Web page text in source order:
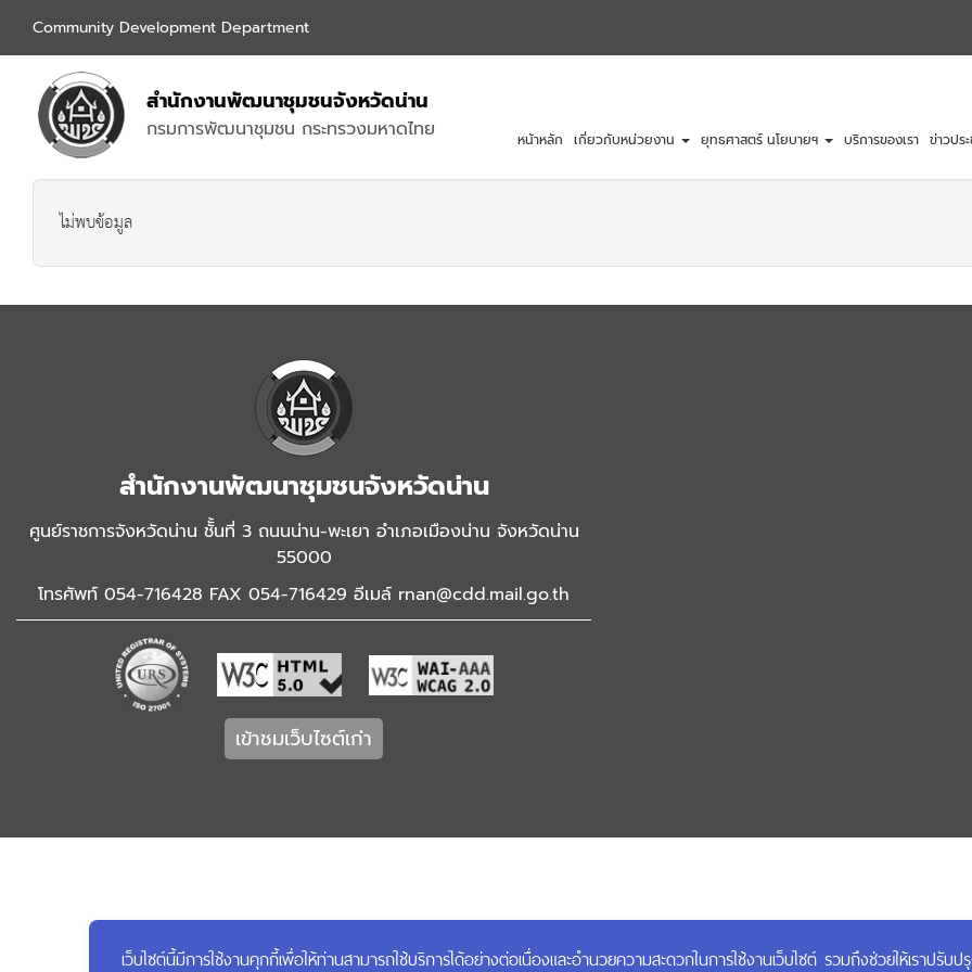
Community Development Department
สำนักงานพัฒนาชุมชนจังหวัดน่าน
กรมการพัฒนาชุมชน กระทรวงมหาดไทย หน้าหลัก เกี่ยวกับหน่วยงาน ยุทธศาสตร์ นโยบายฯ บริการของเรา ข่าวปร
ไม่พบข้อมูล
สำนักงานพัฒนาชุมชนจังหวัดน่าน
ศูนย์ราชการจังหวัดน่าน ชัั้นที่ 3 ถนนน่าน-พะเยา อำเภอเมืองน่าน จังหวัดน่าน
55000
โทรศัพท์ 054-716428 FAX 054-716429 อีเมล์ rnan@cdd.mail.go.th
เข้าชมเว็บไซต์เก่า
เว็บไซต์นี้มีการใช้งานคุกกี้เพื่อให้ท่านสามารถใช้บริการได้อย่างต่อเนื่องและอำนวยความสะดวกในการใช้งานเว็บไซต์ รวมถึงช่วยให้เราปรับป